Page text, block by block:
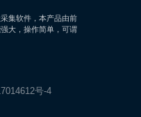
集软件，本产品由前
大，操作简单，可谓
号-4